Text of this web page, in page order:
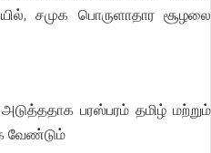
சமுக பொருளாதார சூழலை
பரஸ்பரம் தமிழ் மற்றும்
வேண்டும்